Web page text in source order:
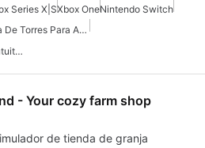
Series X|SXbox OneNintendo Switch
Juegos De Defensa De Torres Para Android
Juegos De Defensa De Torres Gratuitos Para Android
- Your cozy farm shop
de tienda de granja